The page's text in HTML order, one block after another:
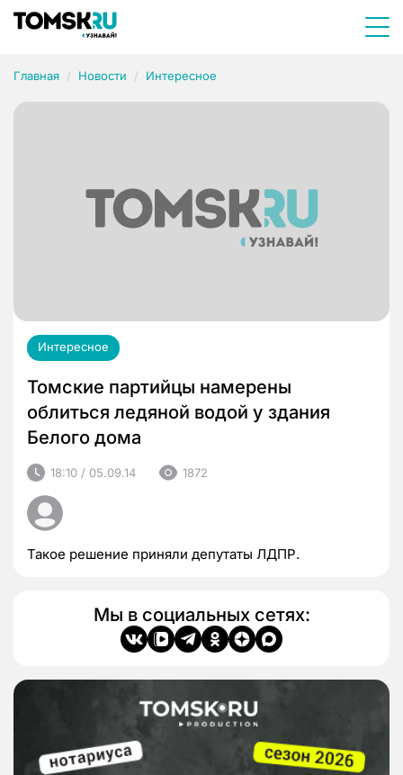
Главная Новости Интересное
Интересное
Томские партийцы намерены
облиться ледяной водой у здания
Белого дома
18:10 / 05.09.14 1872
Такое решение приняли депутаты ЛДПР.
Мы в социальных сетях: